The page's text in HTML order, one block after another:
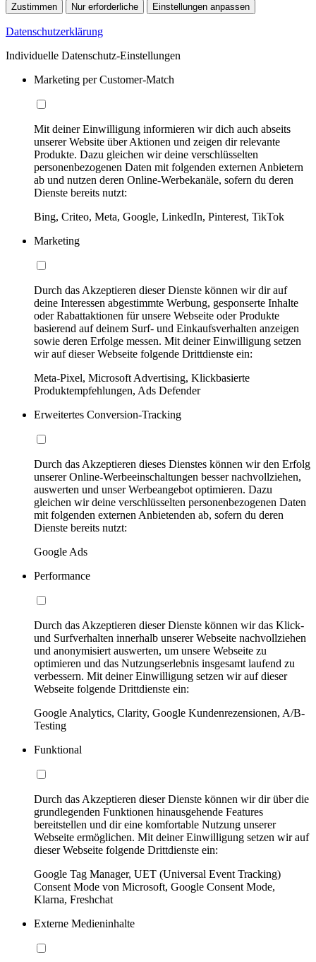
Zustimmen Nur erforderliche Einstellungen anpassen
Datenschutzerklärung
Individuelle Datenschutz-Einstellungen
Marketing per Customer-Match
Mit deiner Einwilligung informieren wir dich auch abseits
unserer Website über Aktionen und zeigen dir relevante
Produkte. Dazu gleichen wir deine verschlüsselten
personenbezogenen Daten mit folgenden externen Anbietern
ab und nutzen deren Online-Werbekanäle, sofern du deren
Dienste bereits nutzt:
Bing, Criteo, Meta, Google, LinkedIn, Pinterest, TikTok
Marketing
Durch das Akzeptieren dieser Dienste können wir dir auf
deine Interessen abgestimmte Werbung, gesponserte Inhalte
oder Rabattaktionen für unsere Webseite oder Produkte
basierend auf deinem Surf- und Einkaufsverhalten anzeigen
sowie deren Erfolge messen. Mit deiner Einwilligung setzen
wir auf dieser Webseite folgende Drittdienste ein:
Meta-Pixel, Microsoft Advertising, Klickbasierte
Produktempfehlungen, Ads Defender
Erweitertes Conversion-Tracking
Durch das Akzeptieren dieses Dienstes können wir den Erfolg
unserer Online-Werbeeinschaltungen besser nachvollziehen,
auswerten und unser Werbeangebot optimieren. Dazu
gleichen wir deine verschlüsselten personenbezogenen Daten
mit folgenden externen Anbietenden ab, sofern du deren
Dienste bereits nutzt:
Google Ads
Performance
Durch das Akzeptieren dieser Dienste können wir das Klick-
und Surfverhalten innerhalb unserer Webseite nachvollziehen
und anonymisiert auswerten, um unsere Webseite zu
optimieren und das Nutzungserlebnis insgesamt laufend zu
verbessern. Mit deiner Einwilligung setzen wir auf dieser
Webseite folgende Drittdienste ein:
Google Analytics, Clarity, Google Kundenrezensionen, A/B-
Testing
Funktional
Durch das Akzeptieren dieser Dienste können wir dir über die
grundlegenden Funktionen hinausgehende Features
bereitstellen und dir eine komfortable Nutzung unserer
Webseite ermöglichen. Mit deiner Einwilligung setzen wir auf
dieser Webseite folgende Drittdienste ein:
Google Tag Manager, UET (Universal Event Tracking)
Consent Mode von Microsoft, Google Consent Mode,
Klarna, Freshchat
Externe Medieninhalte